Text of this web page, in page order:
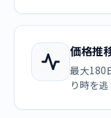
価格推
最大180
り時を逃